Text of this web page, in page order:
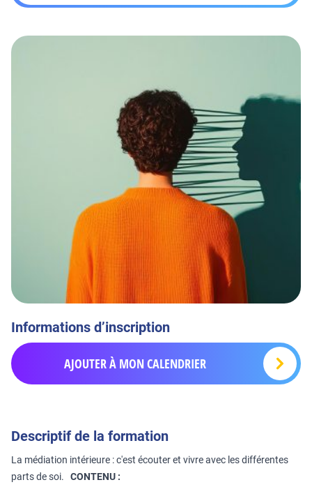
Informations d’inscription
AJOUTER À MON CALENDRIER
Descriptif de la formation
La médiation intérieure : c'est écouter et vivre avec les différentes
parts de soi. CONTENU :